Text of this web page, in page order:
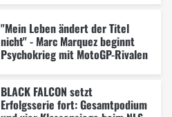
"Mein Leben ändert der Titel
nicht" - Marc Marquez beginnt
Psychokrieg mit MotoGP-Rivalen
BLACK FALCON setzt
Erfolgsserie fort: Gesamtpodium